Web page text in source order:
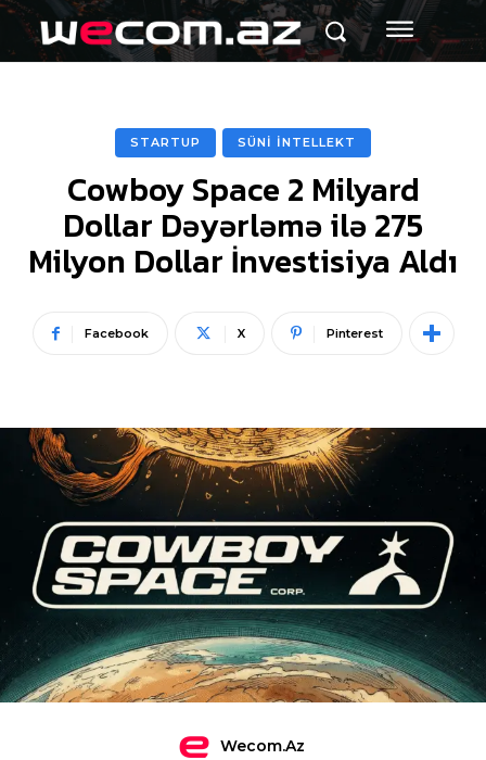
STARTUP SÜNİ İNTELLEKT
Cowboy Space 2 Milyard
Dollar Dəyərləmə ilə 275
Milyon Dollar İnvestisiya Aldı
Facebook X Pinterest
Wecom.az